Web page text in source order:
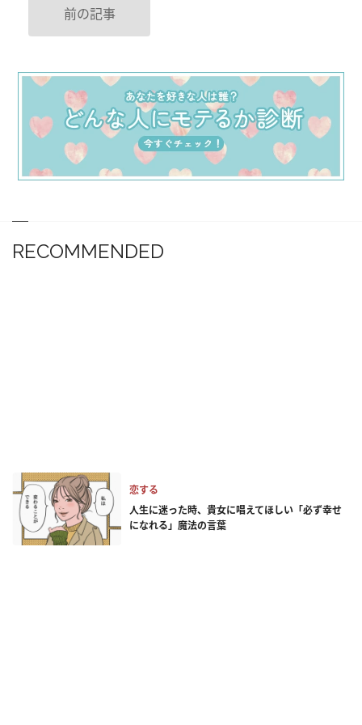
前の記事
RECOMMENDED
恋する
人生に迷った時、貴女に唱えてほしい「必ず幸せ
になれる」魔法の言葉